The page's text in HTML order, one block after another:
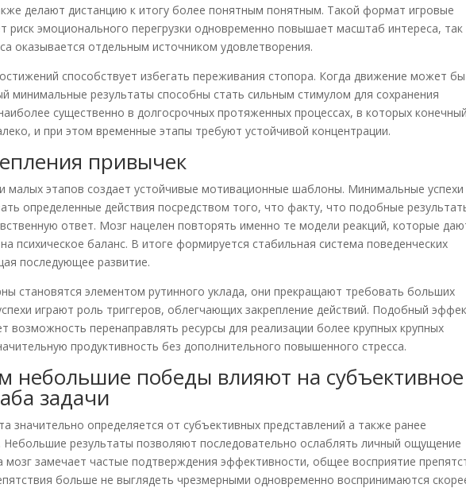
делают дистанцию к итогу более понятным понятным. Такой формат игровые
риск эмоционального перегрузки одновременно повышает масштаб интереса, так
оказывается отдельным источником удовлетворения.
способствует избегать переживания стопора. Когда движение может
минимальные результаты способны стать сильным стимулом для сохранения
существенно в долгосрочных протяженных процессах, в которых конечный
и при этом временные этапы требуют устойчивой концентрации.
привычек
малых этапов создает устойчивые мотивационные шаблоны. Минимальные успехи
определенные действия посредством того, что факту, что подобные
ответ. Мозг нацелен повторять именно те модели реакций, которые
психическое баланс. В итоге формируется стабильная система поведенческих
последующее развитие.
становятся элементом рутинного уклада, они прекращают требовать больших
играют роль триггеров, облегчающих закрепление действий. Подобный
возможность перенаправлять ресурсы для реализации более крупных крупных
продуктивность без дополнительного повышенного стресса.
небольшие победы влияют на субъективное
задачи
значительно определяется от субъективных представлений а также ранее
результаты позволяют последовательно ослаблять личный ощущение
мозг замечает частые подтверждения эффективности, общее восприятие
больше не выглядеть чрезмерными одновременно воспринимаются